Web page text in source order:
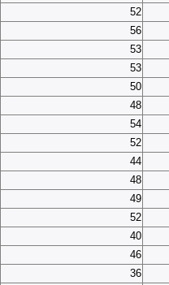
52
56
53
53
50
48
54
52
44
48
49
52
40
46
36